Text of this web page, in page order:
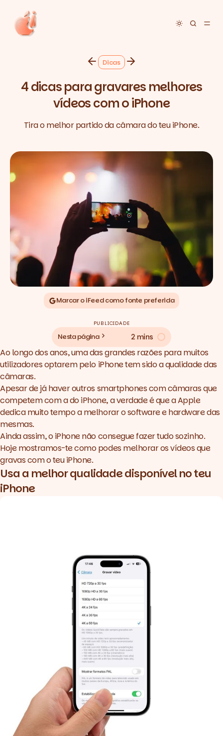
Toggle
Dicas
4 dicas para gravares melhores
vídeos com o iPhone
Tira o melhor partido da câmara do teu iPhone.
Marcar o iFeed como fonte preferida
PUBLICIDADE
Nesta página 2 mins
Ao longo dos anos, uma das grandes razões para muitos
utilizadores optarem pelo iPhone tem sido a qualidade das
câmaras.
Apesar de já haver outros smartphones com câmaras que
competem com a do iPhone, a verdade é que a Apple
dedica muito tempo a melhorar osoftwareehardwaredas
mesmas.
Ainda assim, o iPhone não consegue fazer tudo sozinho.
Hoje mostramos-te como podes melhorar os vídeos que
gravas com o teu iPhone.
Usa a melhor qualidade disponível no teu
iPhone